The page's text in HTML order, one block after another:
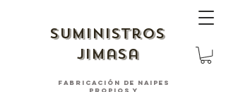
suministros
jimasa
fabricación de naipes